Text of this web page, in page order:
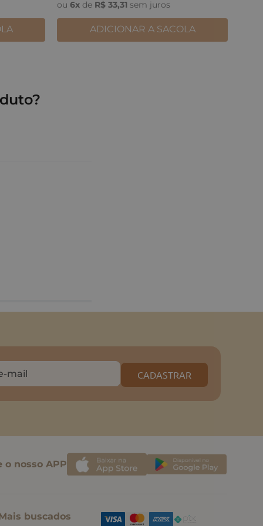
ou 6x de R$ 33,31 sem juros
ADICIONAR A SACOLA
CADASTRAR
o nosso APP
buscados